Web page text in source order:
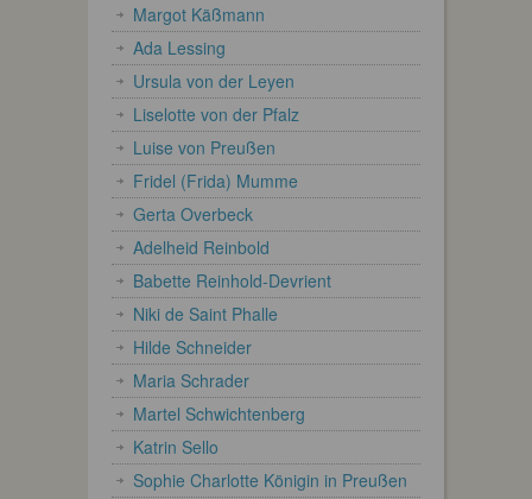
Margot Käßmann
Ada Lessing
Ursula von der Leyen
Liselotte von der Pfalz
Luise von Preußen
Fridel (Frida) Mumme
Gerta Overbeck
Adelheid Reinbold
Babette Reinhold-Devrient
Niki de Saint Phalle
Hilde Schneider
Maria Schrader
Martel Schwichtenberg
Katrin Sello
Sophie Charlotte Königin in Preußen